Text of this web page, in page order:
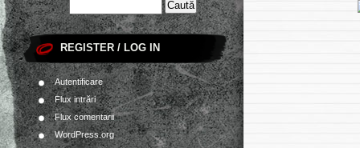
REGISTER / LOG IN
Autentificare
Flux intrări
Flux comentarii
WordPress.org